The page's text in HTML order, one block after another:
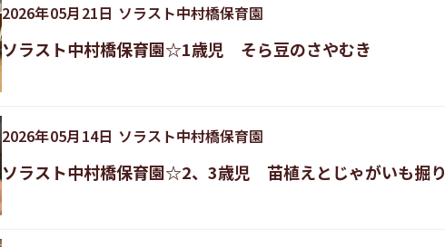
2026年05月21日 ソラスト中村橋保育園
ソラスト中村橋保育園☆1歳児 そら豆のさやむき
2026年05月14日 ソラスト中村橋保育園
ソラスト中村橋保育園☆2、3歳児 苗植えとじゃがいも掘り